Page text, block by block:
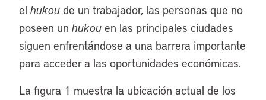
el hukou de un trabajador, las personas que no
poseen un hukou en las principales ciudades
siguen enfrentándose a una barrera importante
para acceder a las oportunidades económicas.
La figura 1 muestra la ubicación actual de los